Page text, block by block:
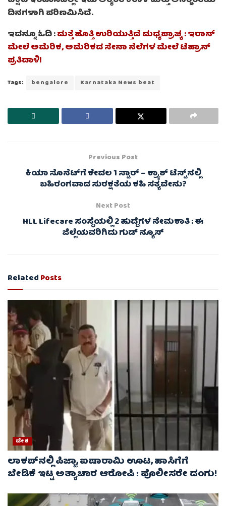
ದಿನಗಳಾಗಿ ಪರಿಣಮಿಸಿದೆ.
ಇದನ್ನೂ ಓದಿ :ಮತ್ತೆ ಹೊತ್ತಿ ಉರಿಯುತ್ತಿದೆ ಮಧ್ಯಪ್ರಾಚ್ಯ : ಇರಾನ್‌
ಮೇಲೆ ಅಮೆರಿಕ, ಅಮೆರಿಕದ ಸೇನಾ ನೆಲೆಗಳ ಮೇಲೆ ಟೆಹ್ರಾನ್
ಪ್ರತಿದಾಳಿ!
Tags: bengalore Karnataka News beat
Previous Post
ಕಿಯಾ ಸೊನೆಟ್‌ಗೆ ಕೇವಲ 1 ಸ್ಟಾರ್ – ಕ್ರ್ಯಾಶ್ ಟೆಸ್ಟ್‌ನಲ್ಲಿ
ಬಹಿರಂಗವಾದ ಸುರಕ್ಷತೆಯ ಕಹಿ ಸತ್ಯವೇನು?
Next Post
HLL Lifecare ಸಂಸ್ಥೆಯಲ್ಲಿ 2 ಹುದ್ದೆಗಳ ನೇಮಕಾತಿ : ಈ
ಜಿಲ್ಲೆಯವರಿಗಿದು ಗುಡ್ ನ್ಯೂಸ್
RelatedPosts
ದೇಶ
ಲಾಕಪ್‌ನಲ್ಲಿ ಪಿಜ್ಜಾ, ಐಷಾರಾಮಿ ಊಟ, ಹಾಸಿಗೆಗೆ
ಬೇಡಿಕೆ ಇಟ್ಟ ಅತ್ಯಾಚಾರ ಆರೋಪಿ : ಪೊಲೀಸರೇ ದಂಗು!